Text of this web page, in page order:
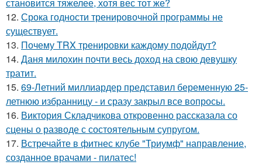
становится тяжелее, хотя вес тот же?
12. Срока годности тренировочной программы не
существует.
13. Почему TRX тренировки каждому подойдут?
14. Даня милохин почти весь доход на свою девушку
тратит.
15. 69-Летний миллиардер представил беременную 25-
летнюю избранницу - и сразу закрыл все вопросы.
16. Виктория Складчикова откровенно рассказала со
сцены о разводе с состоятельным супругом.
17. Встречайте в фитнес клубе "Триумф" направление,
созданное врачами - пилатес!